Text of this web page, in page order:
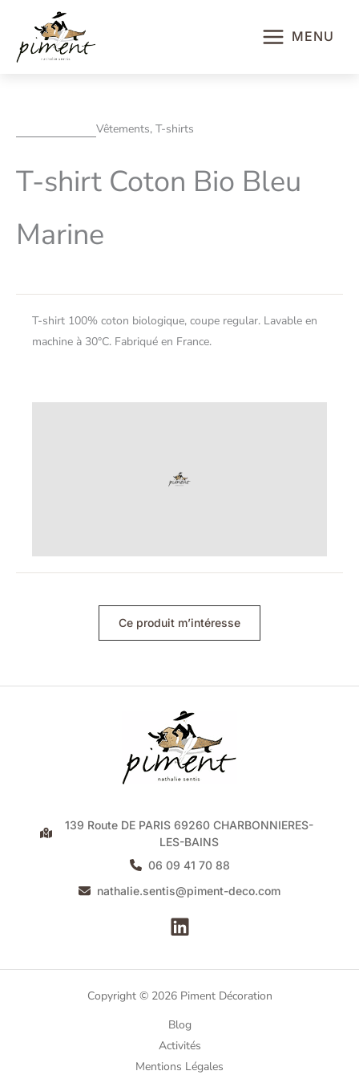
contenu
MENU
Vêtements, T-shirts
T-shirt Coton Bio Bleu
Marine
T-shirt 100% coton biologique, coupe regular. Lavable en
machine à 30°C. Fabriqué en France.
Ce produit m’intéresse
139 Route DE PARIS 69260 CHARBONNIERES-
LES-BAINS
06 09 41 70 88
nathalie.sentis@piment-deco.com
Copyright © 2026 Piment Décoration
Blog
Activités
Mentions Légales